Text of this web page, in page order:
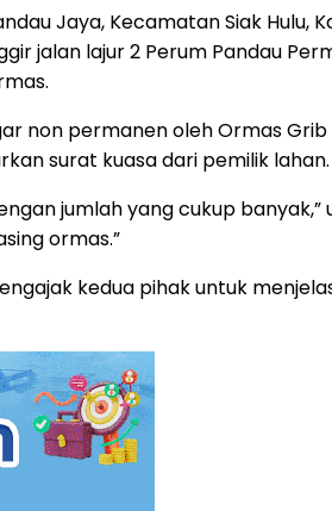
Jaya, Kecamatan Siak
jalan lajur 2 Perum Pandau
non permanen oleh Ormas
surat kuasa dari pemilik lahan.
jumlah yang cukup banyak,”
ormas.”
kedua pihak untuk